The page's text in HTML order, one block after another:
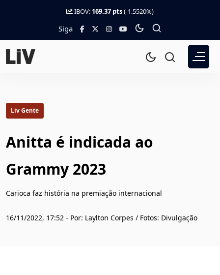
IBOV: 169.37 pts(-1.5520%)
Siga
Liv Gente
Anitta é indicada ao
Grammy 2023
Carioca faz história na premiação internacional
16/11/2022, 17:52 - Por: Laylton Corpes / Fotos: Divulgação